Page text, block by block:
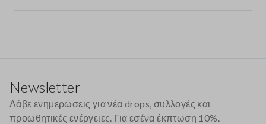
Newsletter
Λάβε ενημερώσεις για νέα drops, συλλογές και
προωθητικές ενέργειες. Για εσένα έκπτωση 10%.